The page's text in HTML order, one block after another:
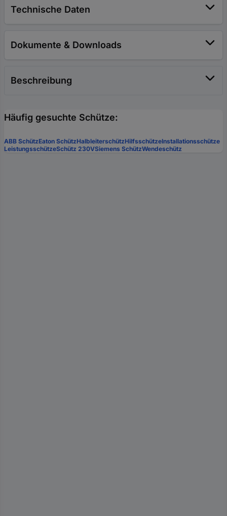
Technische Daten
Dokumente & Downloads
Beschreibung
Häufig gesuchte Schütze:
ABB SchützEaton SchützHalbleiterschützHilfsschützeInstallationsschütze
LeistungsschützeSchütz 230VSiemens SchützWendeschütz